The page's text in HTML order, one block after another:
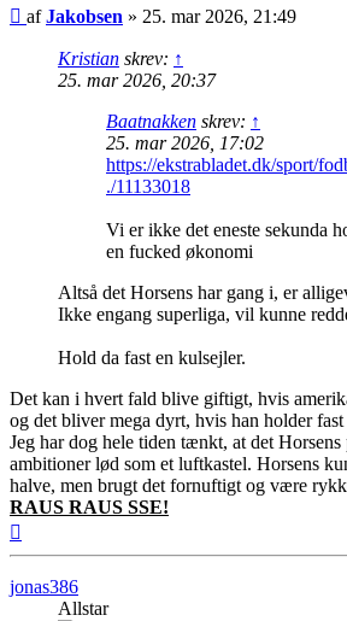
Indlæg
afJakobsen » 25. mar 2026, 21:49
Kristian skrev: ↑
25. mar 2026, 20:37
Baatnakken skrev: ↑
25. mar 2026, 17:02
https://ekstrabladet.dk/sport/
./11133018
Vi er ikke det eneste sekunda
en fucked økonomi
Altså det Horsens har gang i, er
Ikke engang superliga, vil kunne
Hold da fast en kulsejler.
Det kan i hvert fald blive giftigt, hvis
og det bliver mega dyrt, hvis han holder
Jeg har dog hele tiden tænkt, at det
ambitioner lød som et luftkastel. Horsens
halve, men brugt det fornuftigt og være
RAUS RAUS SSE!
jonas386
Allstar